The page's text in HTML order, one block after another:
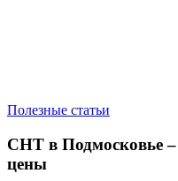
Полезные статьи
СНТ в Подмосковье
цены